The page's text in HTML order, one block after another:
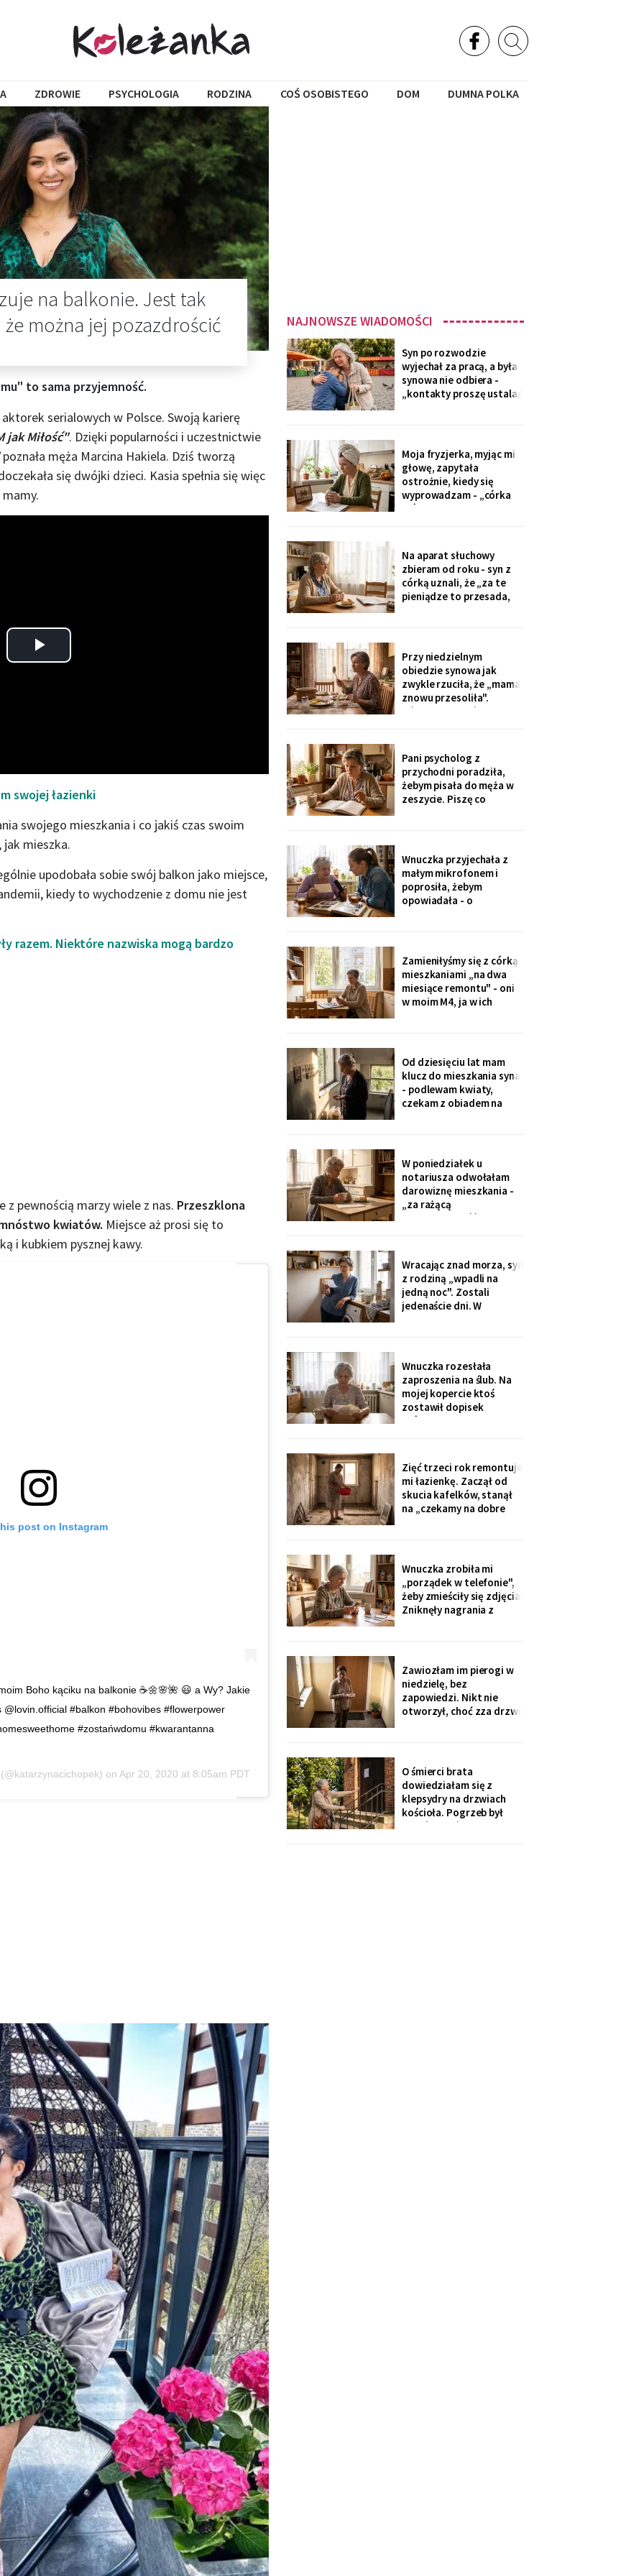
ZDROWIE PSYCHOLOGIA RODZINA COŚ OSOBISTEGO DOM DUMNA POLKA
na balkonie. Jest tak
można jej pozazdrościć
to sama przyjemność.
serialowych w Polsce. Swoją karierę
jak Miłość". Dzięki popularności i uczestnictwie
poznała męża Marcina Hakiela. Dziś tworzą
się dwójki dzieci. Kasia spełnia się więc
Play
swojej łazienki
swojego mieszkania i co jakiś czas swoim
mieszka.
upodobała sobie swój balkon jako miejsce,
kiedy to wychodzenie z domu nie jest
razem. Niektóre nazwiska mogą bardzo
z pewnością marzy wiele z nas. Przeszklona
kwiatów. Miejsce aż prosi się to
i kubkiem pysznej kawy.
post on Instagram
Boho kąciku na balkonie ☕️🌼🌸🌺 😃 a Wy? Jakie
#balkon #bohovibes #flowerpower
#zostańwdomu #kwarantanna
on Apr 20, 2020 at 8:05am PDT
NAJNOWSZE WIADOMOŚCI
Syn po rozwodzie
wyjechał za pracą, a była
synowa nie odbiera -
„kontakty proszę ustalać
na rynku młodszy mnie
zobaczył, wyrwał jej się z
ręki i przybiegł. Zdążyłam
tylko przytulić.
Moja fryzjerka, myjąc mi
głowę, zapytała
ostrożnie, kiedy się
wyprowadzam - „córka
mówiła u nas w salonie,
czegoś mniejszego".
Niczego nie szukam. Nic
nie sprzedaję.
Na aparat słuchowy
zbieram od roku - syn z
córką uznali, że „za te
pieniądze to przesada,
swobodnie, bo mama i
tak nie słyszy. Słyszę
więcej, niż myślą. W
niedzielę usłyszałam, co
planują z moim
Przy niedzielnym
obiedzie synowa jak
zwykle rzuciła, że „mama
znowu przesoliła".
Ośmioletni Staś odłożył
nie mówi, że mama coś
zrobiła źle". Zrobiło się
bardzo cicho.
Pani psycholog z
przychodni poradziła,
żebym pisała do męża w
zeszycie. Piszę co
sąsiadowi, który zawsze
mi pomaga - a nie synowi,
który nie przyjechał ani
do szpitala, ani na
rocznicę
Wnuczka przyjechała z
małym mikrofonem i
poprosiła, żebym
opowiadała - o
niedziele. Powiedziała,
że chce, żeby jej dzieci
kiedyś usłyszały mój głos.
Zamieniłyśmy się z córką
mieszkaniami „na dwa
miesiące remontu" - oni
w moim M4, ja w ich
widziałam na zdjęciach u
wnuczki. Córka mówi:
„Mamo, przecież stąd
masz bliżej do
przychodni".
Od dziesięciu lat mam
klucz do mieszkania syna
- podlewam kwiaty,
czekam z obiadem na
na karty. Karty dostali
wszyscy, nawet mama
synowej. Ja mam dzwonić
domofonem.
W poniedziałek u
notariusza odwołałam
darowiznę mieszkania -
„za rażącą
niewdzięczność", tak to
poleconego. Pani
notariusz spytała, czy na
pewno. Jestem pewna od
Wigilii, odkąd jem
świąteczną kolację w
Wracając znad morza, syn
z rodziną „wpadli na
jedną noc". Zostali
jedenaście dni. W
wrzuciłam nasze rzeczy,
odbierzemy wyprane w
środę. Buziaki".
Wnuczka rozesłała
zaproszenia na ślub. Na
mojej kopercie ktoś
zostawił dopisek
ołówkiem, chyba nie dla
przy cioci Loli, daleko od
mikrofonu, bo lubi
gadać".
Zięć trzeci rok remontuje
mi łazienkę. Zaczął od
skucia kafelków, stanął
na „czekamy na dobre
wszystkim, jak dba o
teściową. W piątek kupił
sobie quada.
Wnuczka zrobiła mi
„porządek w telefonie",
żeby zmieściły się zdjęcia.
Zniknęły nagrania z
mąż jeszcze mówi.
„Babciu, zajmowały
najwięcej miejsca". Córka
dodała, żebym „nie robiła
afery, przecież mam
Zawiozłam im pierogi w
niedzielę, bez
zapowiedzi. Nikt nie
otworzył, choć zza drzwi
telefon: „Ten nowy
dzwonek pokazuje na
komórce, kto stoi. Mama
wtedy mówi: cicho,
poczekamy, aż babcia
O śmierci brata
dowiedziałam się z
klepsydry na drzwiach
kościoła. Pogrzeb był
dzień wcześniej, nikt z